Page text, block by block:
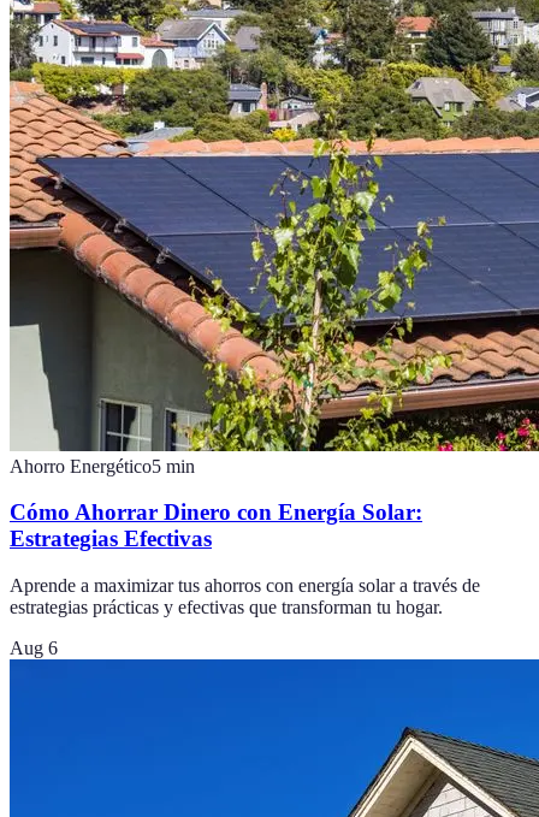
Ahorro Energético5 min
Cómo Ahorrar Dinero con Energía Solar:
Estrategias Efectivas
Aprende a maximizar tus ahorros con energía solar a través de
estrategias prácticas y efectivas que transforman tu hogar.
Aug 6